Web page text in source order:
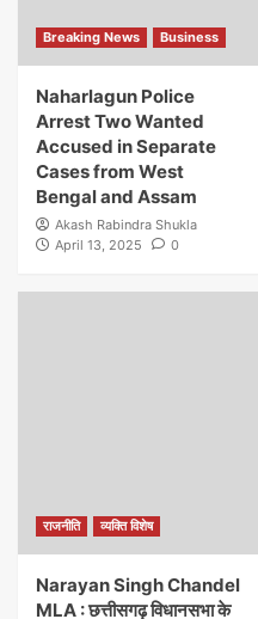
Breaking News Business
Naharlagun Police
Arrest Two Wanted
Accused in Separate
Cases from West
Bengal and Assam
Akash Rabindra Shukla
April 13, 2025
0
राजनीति व्यक्ति विशेष
Narayan Singh Chandel
MLA : छत्तीसगढ़ विधानसभा के